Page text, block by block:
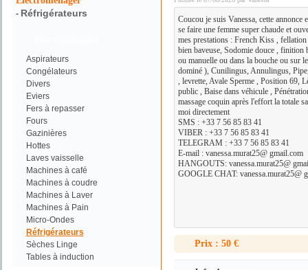
- Réfrigérateurs
Aspirateurs
Congélateurs
Divers
Eviers
Fers à repasser
Fours
Gazinières
Hottes
Laves vaisselle
Machines à café
Machines à coudre
Machines à Laver
Machines à Pain
Micro-Ondes
Réfrigérateurs
Sèches Linge
Tables à induction
Coucou je suis Vanessa, cette annonce
se faire une femme super chaude et
mes prestations : French Kiss ,
bien baveuse, Sodomie douce , finition
ou manuelle ou dans la bouche ou sur
dominé ), Cunilingus, Annulingus,
, levrette, Avale Sperme , Position 69,
public , Baise dans véhicule ,
massage coquin après l'effort la totale
moi directement
SMS : +33 7 56 85 83 41
VIBER : +33 7 56 85 83 41
TELEGRAM : +33 7 56 85 83 41
E-mail : vanessa.murat25@ gmail.com
HANGOUTS: vanessa.murat25@
GOOGLE CHAT: vanessa.murat25@
Prix : 50 €